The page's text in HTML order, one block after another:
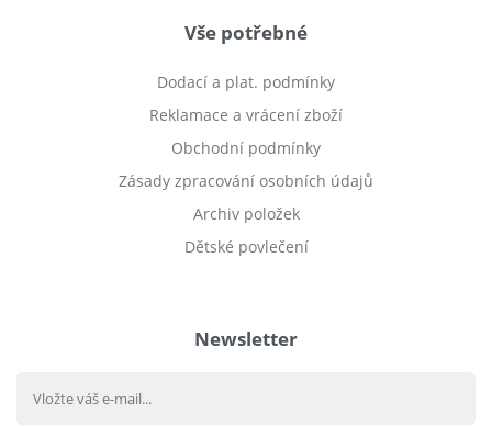
Vše potřebné
Dodací a plat. podmínky
Reklamace a vrácení zboží
Obchodní podmínky
Zásady zpracování osobních údajů
Archiv položek
Dětské povlečení
Newsletter